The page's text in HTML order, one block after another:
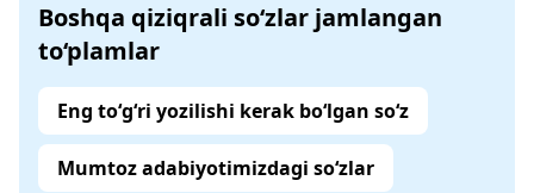
Boshqa qiziqrali so‘zlar jamlangan
to‘plamlar
Eng to‘g‘ri yozilishi kerak bo‘lgan so‘z
Mumtoz adabiyotimizdagi so‘zlar